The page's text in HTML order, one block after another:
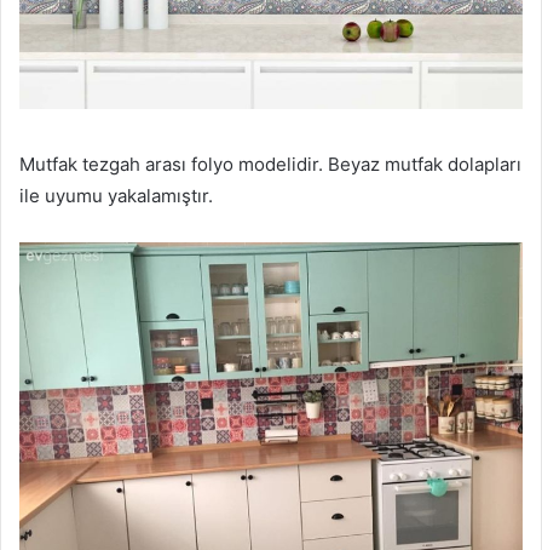
Mutfak tezgah arası folyo modelidir. Beyaz mutfak dolapları
ile uyumu yakalamıştır.